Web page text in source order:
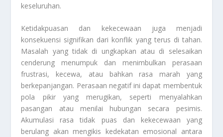
keseluruhan.
Ketidakpuasan dan kekecewaan juga menjadi
konsekuensi signifikan dari konflik yang terus di tahan.
Masalah yang tidak di ungkapkan atau di selesaikan
cenderung menumpuk dan menimbulkan perasaan
frustrasi, kecewa, atau bahkan rasa marah yang
berkepanjangan. Perasaan negatif ini dapat membentuk
pola pikir yang merugikan, seperti menyalahkan
pasangan atau menilai hubungan secara pesimis.
Akumulasi rasa tidak puas dan kekecewaan yang
berulang akan mengikis kedekatan emosional antara